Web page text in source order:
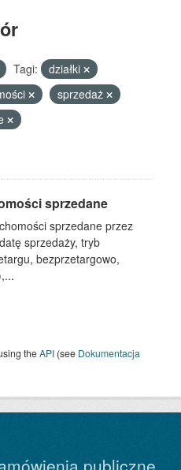
Tagi:
działki
sprzedaż
sprzedane
sprzedane przez
sprzedaży, tryb
bezprzetargowo,
theAPI (see Dokumentacja
publiczne